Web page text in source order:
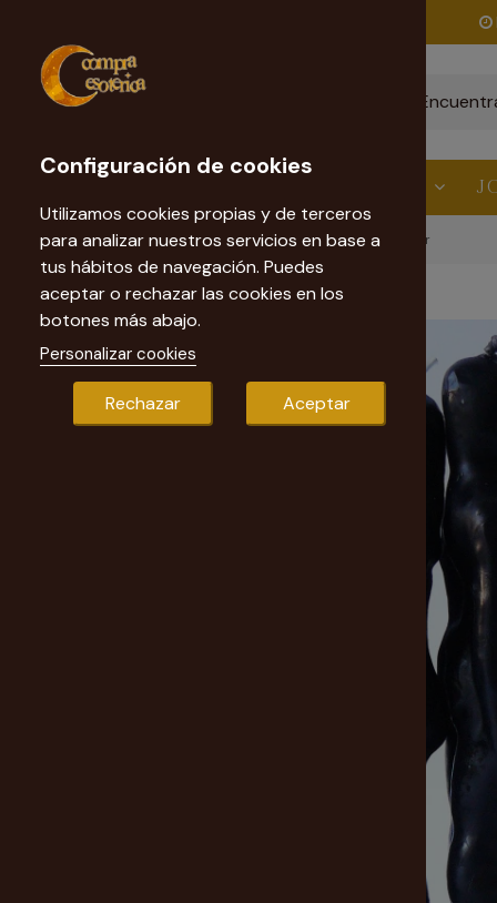
Inicio Velas Esotéricas Vela Figura Separación Hombre Mujer
Configuración de cookies
Utilizamos cookies propias y de terceros
para analizar nuestros servicios en base a
tus hábitos de navegación. Puedes
aceptar o rechazar las cookies en los
botones más abajo.
Personalizar cookies
Rechazar Aceptar